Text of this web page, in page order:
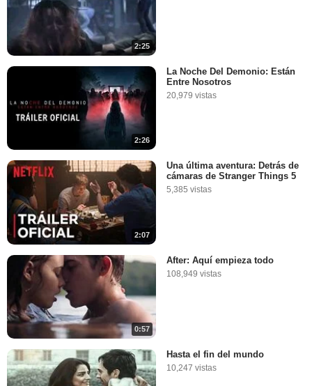
2:25
2:26
La Noche Del Demonio: Están
Entre Nosotros
20,979 vistas
2:07
Una última aventura: Detrás de
cámaras de Stranger Things 5
5,385 vistas
0:57
After: Aquí empieza todo
108,949 vistas
Hasta el fin del mundo
10,247 vistas